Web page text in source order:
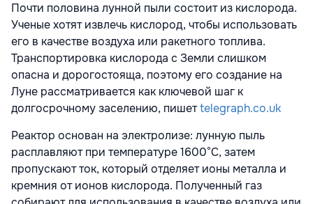
Почти половина лунной пыли состоит из кислорода.
Ученые хотят извлечь кислород, чтобы использовать
его в качестве воздуха или ракетного топлива.
Транспортировка кислорода с Земли слишком
опасна и дорогостояща, поэтому его создание на
Луне рассматривается как ключевой шаг к
долгосрочному заселению, пишетtelegraph.co.uk
Реактор основан на электролизе: лунную пыль
расплавляют при температуре 1600°C, затем
пропускают ток, который отделяет ионы металла и
кремния от ионов кислорода. Полученный газ